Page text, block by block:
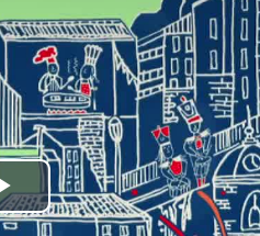
Bideoa